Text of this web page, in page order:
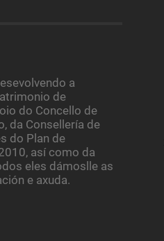
a
de
do Concello de
da Consellería de
do Plan de
así como da
eles dámoslle as
e axuda.